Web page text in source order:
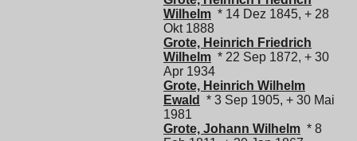
Wilhelm * 14 Dez 1845, + 28
Okt 1888
Grote, Heinrich Friedrich
Wilhelm * 22 Sep 1872, + 30
Apr 1934
Grote, Heinrich Wilhelm
Ewald
* 3 Sep 1905, + 30 Mai
1981
Grote, Johann Wilhelm * 8